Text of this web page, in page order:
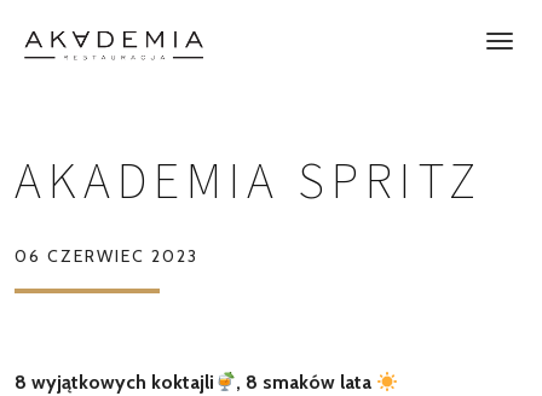
AKADEMIA SPRITZ
06 CZERWIEC 2023
8 wyjątkowych koktajli , 8 smaków lata